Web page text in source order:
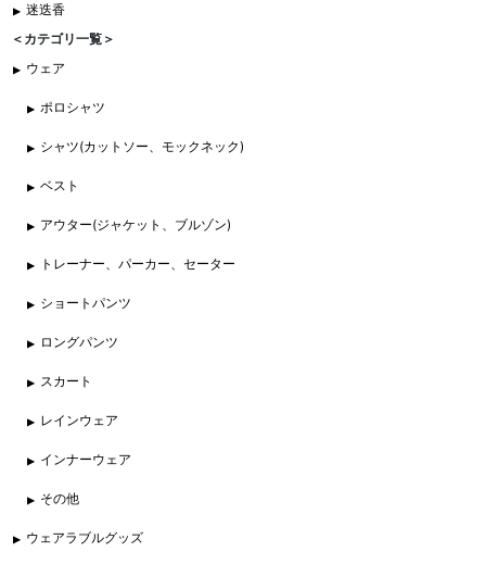
迷迭香
＜カテゴリ一覧＞
ウェア
ポロシャツ
シャツ(カットソー、モックネック)
ベスト
アウター(ジャケット、ブルゾン)
トレーナー、パーカー、セーター
ショートパンツ
ロングパンツ
スカート
レインウェア
インナーウェア
その他
ウェアラブルグッズ